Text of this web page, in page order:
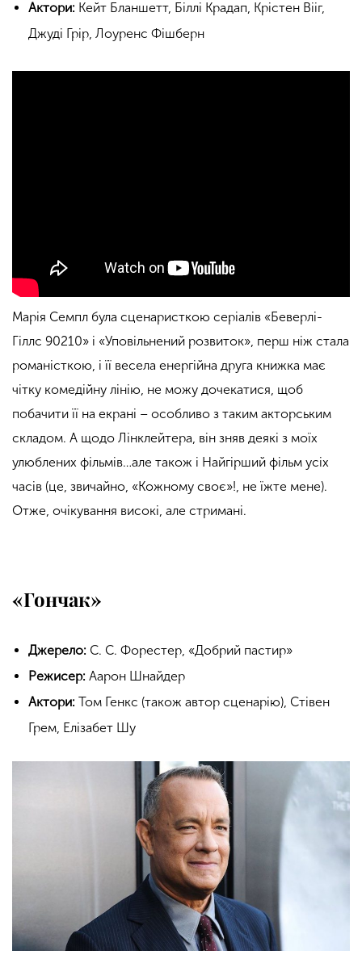
Актори: Кейт Бланшетт, Біллі Крадап, Крістен Вііг,
Джуді Грір, Лоуренс Фішберн
Марія Семпл була сценаристкою серіалів «Беверлі-
Гіллс 90210» і «Уповільнений розвиток», перш ніж стала
романісткою, і її весела енергійна друга книжка має
чітку комедійну лінію, не можу дочекатися, щоб
побачити її на екрані – особливо з таким акторським
складом. А щодо Лінклейтера, він зняв деякі з моїх
улюблених фільмів…але також і Найгірший фільм усіх
часів (це, звичайно, «Кожному своє»!, не їжте мене).
Отже, очікування високі, але стримані.
«Гончак»
Джерело: С. С. Форестер, «Добрий пастир»
Режисер: Аарон Шнайдер
Актори: Том Генкс (також автор сценарію), Стівен
Грем, Елізабет Шу